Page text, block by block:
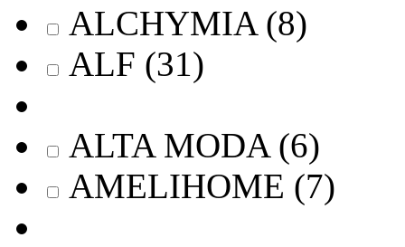
ALCHYMIA (8)
ALF (31)
ALTA MODA (6)
AMELIHOME (7)